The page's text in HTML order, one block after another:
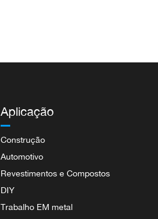
Aplicação
Construção
Automotivo
Revestimentos e Compostos
DIY
Trabalho EM metal